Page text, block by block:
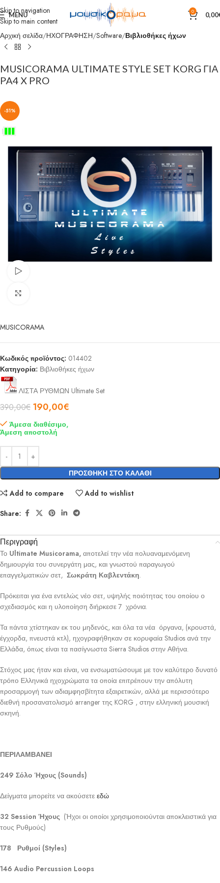
Skip to navigation
Skip to main content
MENU 0 0,00
Αρχική σελίδα ΗΧΟΓΡΑΦΗΣΗ Software Βιβλιοθήκες ήχων
MUSICORAMA ULTIMATE STYLE SET KORG ΓΙΑ
PA4 X PRO
-51%
MUSICORAMA
Κωδικός προϊόντος: 014402
Κατηγορία: Βιβλιοθήκες ήχων
ΛΙΣΤΑ ΡΥΘΜΩΝ Ultimate Set
390,00€ 190,00€
Άμεσα διαθέσιμο,
Άμεση αποστολή
ΠΡΟΣΘΉΚΗ ΣΤΟ ΚΑΛΆΘΙ
Add to compare Add to wishlist
Share:
Περιγραφή
Το Ultimate Musicorama, αποτελεί την νέα πολυαναμενόμενη
δημιουργία του συνεργάτη μας, και γνωστού παραγωγού
επαγγελματικών σετ, Σωκράτη Καβλεντάκη.
Πρόκειται για ένα εντελώς νέο σετ, υψηλής ποιότητας του οποίου ο
σχεδιασμός και η υλοποίηση διήρκεσε 7 χρόνια.
Τα πάντα χτίστηκαν εκ του μηδενός, και όλα τα νέα όργανα, (κρουστά,
έγχορδα, πνευστά κτλ), ηχογραφήθηκαν σε κορυφαία Studios ανά την
Ελλάδα, όπως είναι τα πασίγνωστα Sierra Studios στην Αθήνα.
Στόχος μας ήταν και είναι, να ενσωματώσουμε με τον καλύτερο δυνατό
τρόπο Ελληνικά ηχοχρώματα τα οποία επιτρέπουν την απόλυτη
προσαρμογή των αδιαμφησβίτητα εξαιρετικών, αλλά με περισσότερο
διεθνή προσανατολισμό arranger της KORG , στην ελληνική μουσική
σκηνή.
ΠΕΡΙΛΑΜΒΑΝΕΙ
249 Σόλο Ήχους (Sounds)
Δείγματα μπορείτε να ακούσετε εδώ
32 Session Ήχους (Ήχοι οι οποίοι χρησιμοποιούνται αποκλειστικά για
τους Ρυθμούς)
178 Ρυθμοί (Styles)
146 Audio Percussion Loops